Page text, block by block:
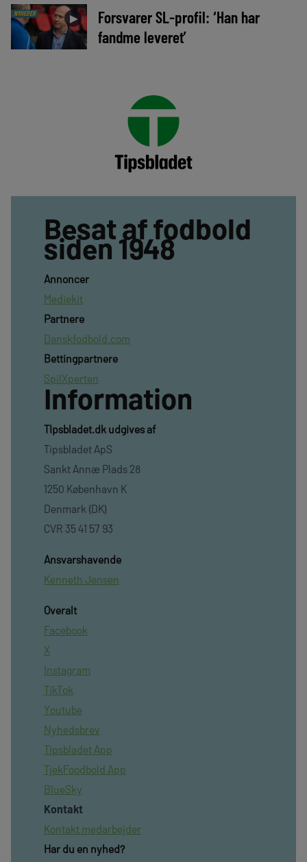
NYHEDER ►
Forsvarer SL-profil: ‘Han har
fandme leveret’
Besat af fodbold
siden 1948
Annoncer
Mediekit
Partnere
Danskfodbold.com
Bettingpartnere
SpilXperten
Information
TIpsbladet.dk udgives af
Tipsbladet ApS
Sankt Annæ Plads 28
1250 København K
Denmark (DK)
CVR 35 41 57 93
Ansvarshavende
Kenneth Jensen
Overalt
Facebook
X
Instagram
TikTok
Youtube
Nyhedsbrev
Tipsbladet App
TjekFoodbold App
BlueSky
Kontakt
Kontakt medarbejder
Har du en nyhed?